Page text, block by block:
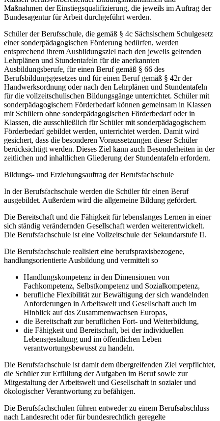
Maßnahmen der Einstiegsqualifizierung, die jeweils im Auftrag der
Bundesagentur für Arbeit durchgeführt werden.
Schüler der Berufsschule, die gemäß § 4c Sächsischem Schulgesetz
einer sonderpädagogischen Förderung bedürfen, werden
entsprechend ihrem Ausbildungsziel nach den jeweils geltenden
Lehrplänen und Stundentafeln für die anerkannten
Ausbildungsberufe, für einen Beruf gemäß § 66 des
Berufsbildungsgesetzes und für einen Beruf gemäß § 42r der
Handwerksordnung oder nach den Lehrplänen und Stundentafeln
für die vollzeitschulischen Bildungsgänge unterrichtet. Schüler mit
sonderpädagogischem Förderbedarf können gemeinsam in Klassen
mit Schülern ohne sonderpädagogischen Förderbedarf oder in
Klassen, die ausschließlich für Schüler mit sonderpädagogischem
Förderbedarf gebildet werden, unterrichtet werden. Damit wird
gesichert, dass die besonderen Voraussetzungen dieser Schüler
berücksichtigt werden. Dieses Ziel kann auch Besonderheiten in der
zeitlichen und inhaltlichen Gliederung der Stundentafeln erfordern.
Bildungs- und Erziehungsauftrag der Berufsfachschule
In der Berufsfachschule werden die Schüler für einen Beruf
ausgebildet. Außerdem wird die allgemeine Bildung gefördert.
Die Bereitschaft und die Fähigkeit für lebenslanges Lernen in einer
sich ständig verändernden Gesellschaft werden weiterentwickelt.
Die Berufsfachschule ist eine Vollzeitschule der Sekundarstufe II.
Die Berufsfachschule realisiert eine berufspraxisbezogene,
handlungsorientierte Ausbildung und vermittelt so
Handlungskompetenz in den Dimensionen von
Fachkompetenz, Selbstkompetenz und Sozialkompetenz,
berufliche Flexibilität zur Bewältigung der sich wandelnden
Anforderungen in Arbeitswelt und Gesellschaft auch im
Hinblick auf das Zusammenwachsen Europas,
die Bereitschaft zur beruflichen Fort- und Weiterbildung,
die Fähigkeit und Bereitschaft, bei der individuellen
Lebensgestaltung und im öffentlichen Leben
verantwortungsbewusst zu handeln.
Die Berufsfachschule ist damit dem übergreifenden Ziel verpflichtet,
die Schüler zur Erfüllung der Aufgaben im Beruf sowie zur
Mitgestaltung der Arbeitswelt und Gesellschaft in sozialer und
ökologischer Verantwortung zu befähigen.
Die Berufsfachschulen führen entweder zu einem Berufsabschluss
nach Landesrecht oder für bundesrechtlich geregelte